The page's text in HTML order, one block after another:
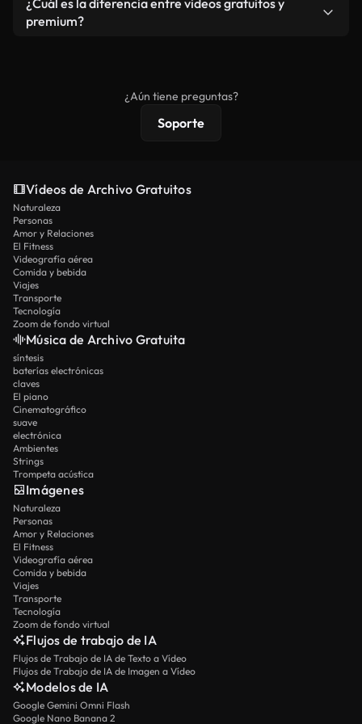
vídeos. Solo asegúrese de que el producto final no
¿Cuál es la diferencia entre videos gratuitos y
premium?
protecciones de licencia extendidas.
¿Aún tiene preguntas?
Soporte
Vídeos de Archivo Gratuitos
Naturaleza
Personas
Amor y Relaciones
El Fitness
Videografía aérea
Comida y bebida
Viajes
Transporte
Tecnología
Zoom de fondo virtual
Música de Archivo Gratuita
síntesis
baterías electrónicas
claves
El piano
Cinematográfico
suave
electrónica
Ambientes
Strings
Trompeta acústica
Imágenes
Naturaleza
Personas
Amor y Relaciones
El Fitness
Videografía aérea
Comida y bebida
Viajes
Transporte
Tecnología
Zoom de fondo virtual
Flujos de trabajo de IA
Flujos de Trabajo de IA de Texto a Vídeo
Flujos de Trabajo de IA de Imagen a Vídeo
Modelos de IA
Google Gemini Omni Flash
Google Nano Banana 2